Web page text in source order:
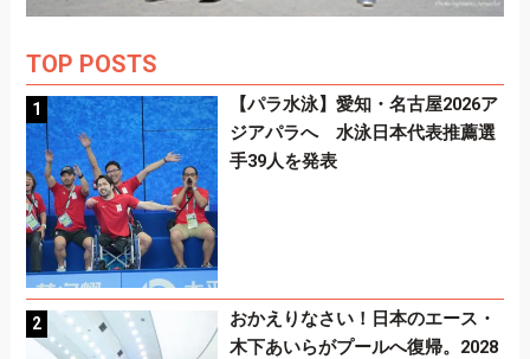
TOP POSTS
【パラ水泳】愛知・名古屋2026ア
ジアパラへ 水泳日本代表推薦選
手39人を発表
おかえりなさい！日本のエース・
木下あいらがプールへ復帰。2028